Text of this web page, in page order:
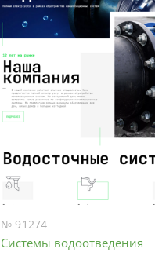
№ 91274
Системы водоотведения